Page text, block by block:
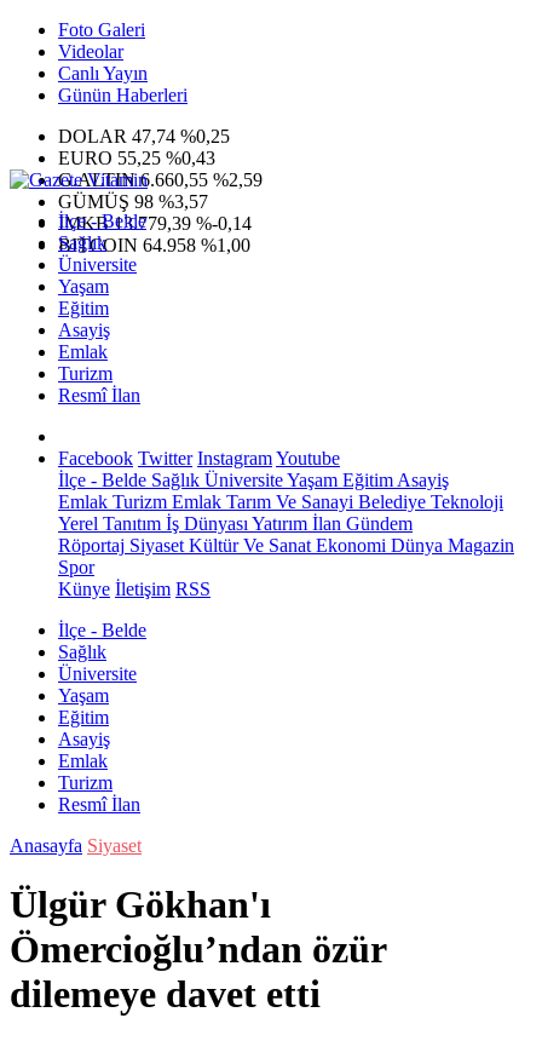
Foto Galeri
Videolar
Canlı Yayın
Günün Haberleri
DOLAR 47,74 %0,25
EURO 55,25 %0,43
G.ALTIN6.660,55 %2,59
GÜMÜŞ 98 %3,57
IMKB13.779,39 %-0,14
BITCOIN 64.958 %1,00
İlçe - Belde
Sağlık
Üniversite
Yaşam
Eğitim
Asayiş
Emlak
Turizm
Resmî İlan
Facebook Twitter InstagramYoutube
İlçe - Belde Sağlık ÜniversiteYaşam Eğitim Asayiş
Emlak Turizm Emlak Tarım Ve Sanayi Belediye Teknoloji
Yerel Tanıtım İş Dünyası Yatırım İlan Gündem
Röportaj Siyaset Kültür Ve Sanat Ekonomi Dünya Magazin
Spor
Künye İletişim RSS
İlçe - Belde
Sağlık
Üniversite
Yaşam
Eğitim
Asayiş
Emlak
Turizm
Resmî İlan
Anasayfa Siyaset
Ülgür Gökhan'ı
Ömercioğlu’ndan özür
dilemeye davet etti